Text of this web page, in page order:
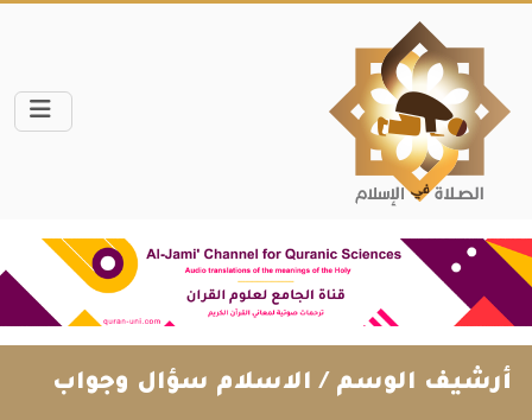
أرشيف الوسم / الاسلام سؤال وجواب